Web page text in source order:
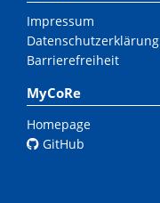
Impressum
Datenschutzerklärung
Barrierefreiheit
MyCoRe
Homepage
GitHub